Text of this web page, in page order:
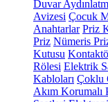
Duvar
Avizesi Çocuk
Anahtarlar Priz
Priz Nümeris
Kutusu
Rölesi Elektrik
Kabloları Çoklu
Akım Korumalı